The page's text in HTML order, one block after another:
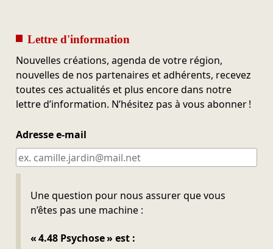
Lettre d'information
Nouvelles créations, agenda de votre région,
nouvelles de nos partenaires et adhérents, recevez
toutes ces actualités et plus encore dans notre
lettre d’information. N’hésitez pas à vous abonner !
Adresse e-mail
Une question pour nous assurer que vous
n’êtes pas une machine :
« 4.48 Psychose » est :
Ne pas remplir